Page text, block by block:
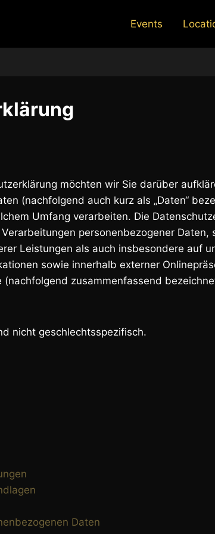
Events
möchten wir Sie darüber
(nachfolgend auch kurz als „Daten“
Umfang verarbeiten. Die
personenbezogener Daten,
Leistungen als auch insbesondere auf
sowie innerhalb externer
zusammenfassend
nicht geschlechtsspezifisch.
Daten